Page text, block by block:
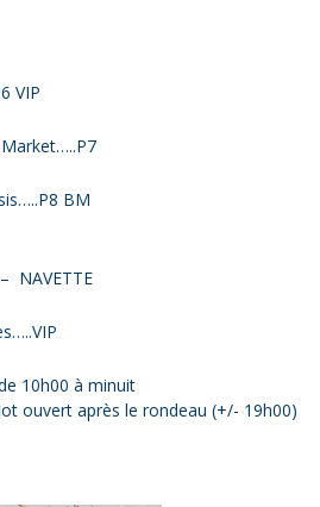
VIP
BM
NAVETTE
10h00 à minuit
ouvert après le rondeau (+/- 19h00)